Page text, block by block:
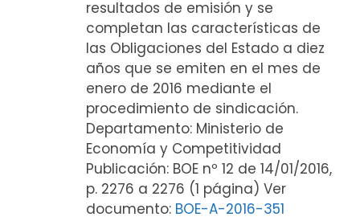
resultados de emisión y se
completan las características de
las Obligaciones del Estado a diez
años que se emiten en el mes de
enero de 2016 mediante el
procedimiento de sindicación.
Departamento: Ministerio de
Economía y Competitividad
Publicación: BOE nº 12 de 14/01/2016,
p. 2276 a 2276 (1 página) Ver
documento: BOE-A-2016-351